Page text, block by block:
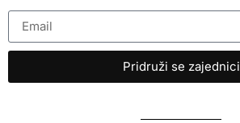
Pridruži se zajednici